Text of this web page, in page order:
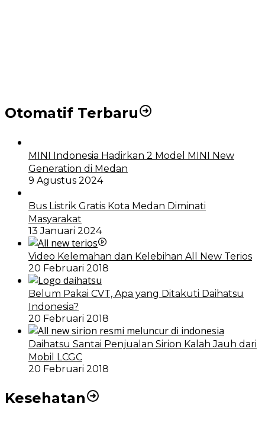
Otomatif Terbaru
MINI Indonesia Hadirkan 2 Model MINI New
Generation di Medan
9 Agustus 2024
Bus Listrik Gratis Kota Medan Diminati
Masyarakat
13 Januari 2024
Video Kelemahan dan Kelebihan All New Terios
20 Februari 2018
Belum Pakai CVT, Apa yang Ditakuti Daihatsu
Indonesia?
20 Februari 2018
Daihatsu Santai Penjualan Sirion Kalah Jauh dari
Mobil LCGC
20 Februari 2018
Kesehatan